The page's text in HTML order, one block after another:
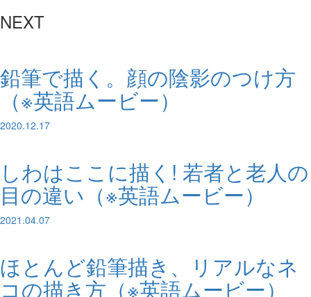
NEXT
鉛筆で描く。顔の陰影のつけ方
（※英語ムービー）
2020.12.17
しわはここに描く! 若者と老人の
目の違い（※英語ムービー）
2021.04.07
ほとんど鉛筆描き、リアルなネ
コの描き方（※英語ムービー）